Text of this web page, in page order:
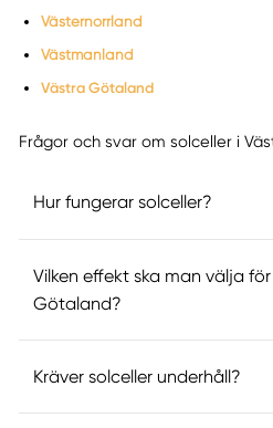
Västernorrland
Västmanland
Västra Götaland
Frågor och svar om solceller i
Hur fungerar solceller?
Vilken effekt ska man välja
Götaland?
Kräver solceller underhåll?